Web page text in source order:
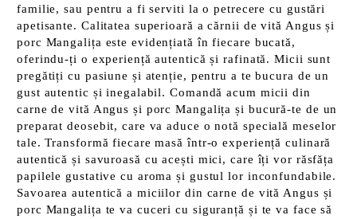
familie, sau pentru a fi serviti la o petrecere cu gustări
apetisante. Calitatea superioară a cărnii de vită Angus și
porc Mangalița este evidențiată în fiecare bucată,
oferindu-ți o experiență autentică și rafinată. Micii sunt
pregătiți cu pasiune și atenție, pentru a te bucura de un
gust autentic și inegalabil. Comandă acum micii din
carne de vită Angus și porc Mangalița și bucură-te de un
preparat deosebit, care va aduce o notă specială meselor
tale. Transformă fiecare masă într-o experiență culinară
autentică și savuroasă cu acești mici, care îți vor răsfăța
papilele gustative cu aroma și gustul lor inconfundabile.
Savoarea autentică a miciilor din carne de vită Angus și
porc Mangalița te va cuceri cu siguranță și te va face să